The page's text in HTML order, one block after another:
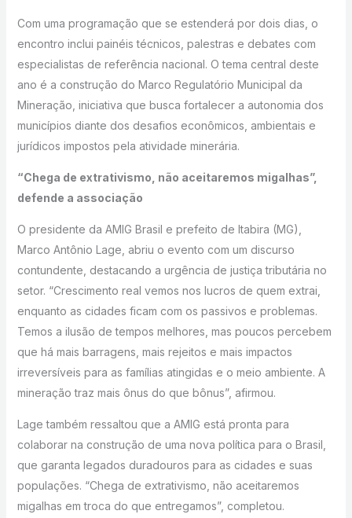
Com uma programação que se estenderá por dois dias, o
encontro inclui painéis técnicos, palestras e debates com
especialistas de referência nacional. O tema central deste
ano é a construção do Marco Regulatório Municipal da
Mineração, iniciativa que busca fortalecer a autonomia dos
municípios diante dos desafios econômicos, ambientais e
jurídicos impostos pela atividade minerária.
“Chega de extrativismo, não aceitaremos migalhas”,
defende a associação
O presidente da AMIG Brasil e prefeito de Itabira (MG),
Marco Antônio Lage, abriu o evento com um discurso
contundente, destacando a urgência de justiça tributária no
setor. “Crescimento real vemos nos lucros de quem extrai,
enquanto as cidades ficam com os passivos e problemas.
Temos a ilusão de tempos melhores, mas poucos percebem
que há mais barragens, mais rejeitos e mais impactos
irreversíveis para as famílias atingidas e o meio ambiente. A
mineração traz mais ônus do que bônus”, afirmou.
Lage também ressaltou que a AMIG está pronta para
colaborar na construção de uma nova política para o Brasil,
que garanta legados duradouros para as cidades e suas
populações. “Chega de extrativismo, não aceitaremos
migalhas em troca do que entregamos”, completou.